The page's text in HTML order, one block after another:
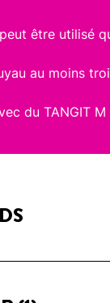
être utilisé
au moins
du TANGIT